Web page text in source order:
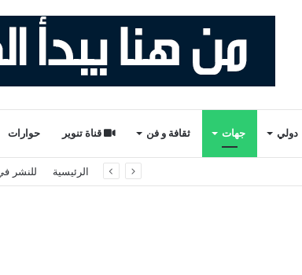
دولي جهات ثقافة و فن قناة تنوير حوارات
ذ. عبدالواحد حمزة. الرئيسية للنشر